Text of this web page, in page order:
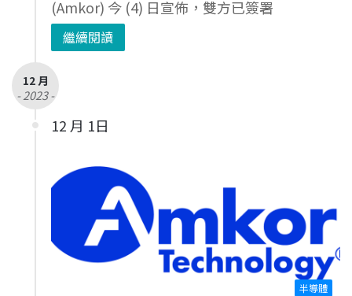
(Amkor) 今 (4) 日宣佈，雙方已簽署
繼續閱讀
12 月
- 2023 -
12 月 1日
半導體